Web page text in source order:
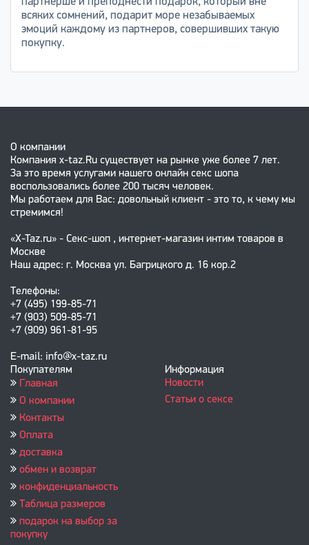
всяких сомнений, подарит море незабываемых
эмоций каждому из партнеров, совершивших такую
покупку.
О компании
Компания x-taz.Ru существует на рынке уже более 7 лет.
За это время услугами нашего онлайн секс шопа
воспользовались более 200 тысяч человек.
Мы работаем для Вас: довольный клиент - это то, к чему мы
стремимся!
«X-Taz.ru» - Секс-шоп , интернет-магазин интим товаров в
Москве
Наш адрес: г. Москва ул. Багрицкого д. 16 кор.2
Телефоны:
+7 (495) 199-85-71
+7 (903) 509-85-71
+7 (909) 961-81-95
E-mail: info@x-taz.ru
Покупателям
Главная
О компании
Контакты
Оплата
доставка
обмен и возврат
конфиденциальность
Таблица размеров
подарок на выбор за
покупку
Информация
Новости
Статьи о сексе